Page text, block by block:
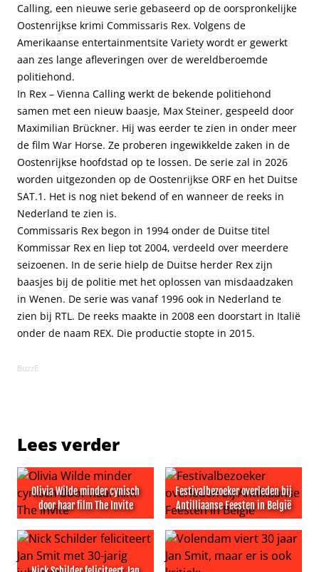
Calling, een nieuwe serie gebaseerd op de oorspronkelijke
Oostenrijkse krimi Commissaris Rex. Volgens de
Amerikaanse entertainmentsite Variety wordt er gewerkt
aan zes lange afleveringen over de wereldberoemde
politiehond.
In Rex – Vienna Calling werkt de bekende politiehond
samen met een nieuw baasje, Max Steiner, gespeeld door
Maximilian Brückner. Hij was eerder te zien in onder meer
de film War Horse. Ze proberen ingewikkelde zaken in de
Oostenrijkse hoofdstad op te lossen. De serie zal in 2026
worden uitgezonden op de Oostenrijkse ORF en het Duitse
SAT.1. Het is nog niet bekend of en wanneer de reeks in
Nederland te zien is.
Commissaris Rex begon in 1994 onder de Duitse titel
Kommissar Rex en liep tot 2004, verdeeld over meerdere
seizoenen. In de serie hielp de Duitse herder Rex zijn
baasjes bij de politie met het oplossen van misdaadzaken
in Wenen. De serie was vanaf 1996 ook in Nederland te
zien bij RTL. De reeks maakte in 2008 een doorstart in Italië
onder de naam REX. Die productie stopte in 2015.
BuzzE
Lees verder
Olivia Wilde minder cynisch
door haar film The Invite
Olivia Wilde minder cynisch door haar film The Invite
Festivalbezoeker overleden bij
Antilliaanse Feesten in België
Festivalbezoeker overleden